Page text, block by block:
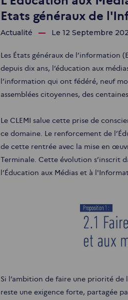
Etats généraux de
Actualité Le 12 Septembre
Les États généraux de l’information
depuis dix ans, l’éducation aux
l’information qui ont fédéré, neuf
assemblées citoyennes, des
Le CLEMI salue cette prise de
ce domaine. Le renforcement de
de cette rentrée avec la mise en
Terminale. Cette évolution s’inscrit
l’Éducation aux Médias et à
Si l’ambition de faire une priorité de
reste une exigence forte, partagée